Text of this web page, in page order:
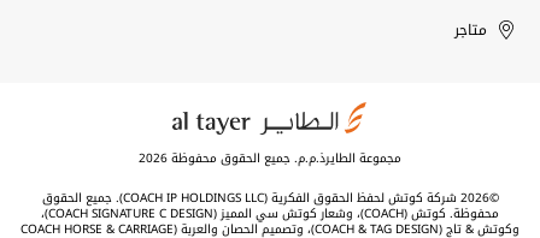
United
Arab
Kuwait
الإمارات
العربية
الكويت
متاجر
مجموعة الطايرذ.م.م. جميع الحقوق محفوظة 2026
©2026 شركة كوتش لحفظ الحقوق الفكرية (COACH IP HOLDINGS LLC). جميع الحقوق
محفوظة. كوتش (COACH)، وشعار كوتش سي المميز (COACH SIGNATURE C DESIGN)،
وكوتش & تاج (COACH & TAG DESIGN)، وتصميم الحصان والعربة (COACH HORSE & CARRIAGE